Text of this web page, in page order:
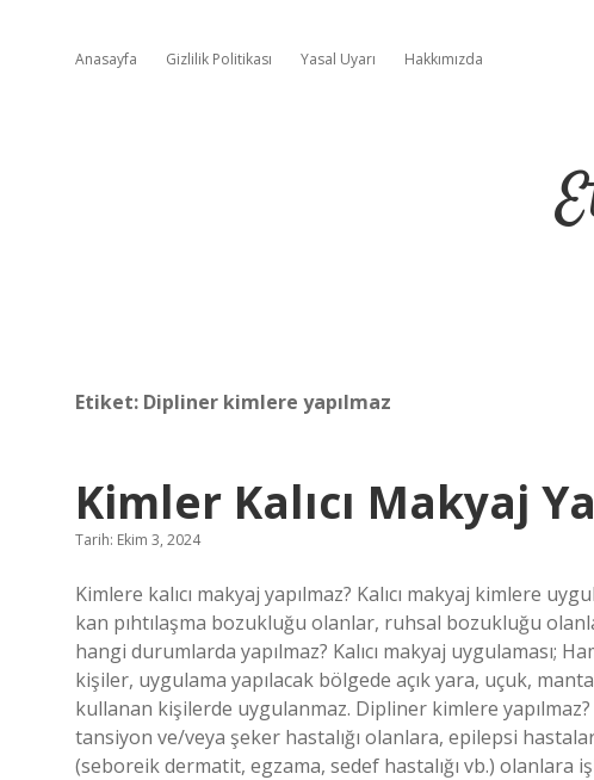
Anasayfa Gizlilik Politikası Yasal Uyarı Hakkımızda
Etiket: Dipliner kimlere yapılmaz
Kimler Kalıcı Makyaj
Tarih: Ekim 3, 2024
Kimlere kalıcı makyaj yapılmaz? Kalıcı makyaj kimlere
kan pıhtılaşma bozukluğu olanlar, ruhsal bozukluğu
hangi durumlarda yapılmaz? Kalıcı makyaj uygulaması;
kişiler, uygulama yapılacak bölgede açık yara, uçuk,
kullanan kişilerde uygulanmaz. Dipliner kimlere
tansiyon ve/veya şeker hastalığı olanlara, epilepsi
(seboreik dermatit, egzama, sedef hastalığı vb.) olanlara